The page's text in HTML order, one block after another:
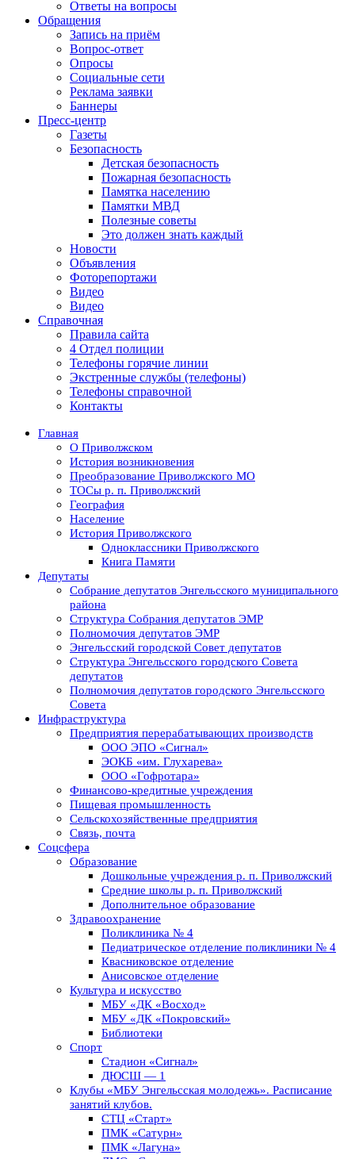
Ответы на вопросы
Обращения
Запись на приём
Вопрос-ответ
Опросы
Социальные сети
Реклама заявки
Баннеры
Пресс-центр
Газеты
Безопасность
Детская безопасность
Пожарная безопасность
Памятка населению
Памятки МВД
Полезные советы
Это должен знать каждый
Новости
Объявления
Фоторепортажи
Видео
Видео
Справочная
Правила сайта
4 Отдел полиции
Телефоны горячие линии
Экстренные службы (телефоны)
Телефоны справочной
Контакты
Главная
О Приволжском
История возникновения
Преобразование Приволжского МО
ТОСы р. п. Приволжский
География
Население
История Приволжского
Одноклассники Приволжского
Книга Памяти
Депутаты
Собрание депутатов Энгельсского муниципального
района
Структура Собрания депутатов ЭМР
Полномочия депутатов ЭМР
Энгельсский городской Совет депутатов
Структура Энгельсского городского Совета
депутатов
Полномочия депутатов городского Энгельсского
Совета
Инфраструктура
Предприятия перерабатывающих производств
ООО ЭПО «Сигнал»
ЭОКБ «им. Глухарева»
ООО «Гофротара»
Финансово-кредитные учреждения
Пищевая промышленность
Сельскохозяйственные предприятия
Связь, почта
Соцсфера
Образование
Дошкольные учреждения р. п. Приволжский
Средние школы р. п. Приволжский
Дополнительное образование
Здравоохранение
Поликлиника № 4
Педиатрическое отделение поликлиники № 4
Квасниковское отделение
Анисовское отделение
Культура и искусство
МБУ «ДК «Восход»
МБУ «ДК «Покровский»
Библиотеки
Спорт
Стадион «Сигнал»
ДЮСШ — 1
Клубы «МБУ Энгельсская молодежь». Расписание
занятий клубов.
СТЦ «Старт»
ПМК «Сатурн»
ПМК «Лагуна»